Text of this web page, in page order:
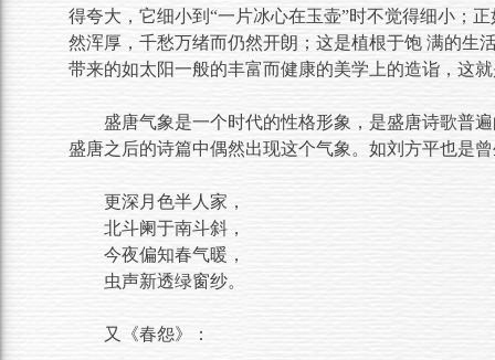
得夸大，它细小到“一片冰心在玉壶”时不觉得细小；
然浑厚，千愁万绪而仍然开朗；这是植根于饱 满的生
带来的如太阳一般的丰富而健康的美学上的造诣，这
盛唐气象是一个时代的性格形象，是盛唐诗歌普
盛唐之后的诗篇中偶然出现这个气象。如刘方平也是
更深月色半人家，
北斗阑于南斗斜，
今夜偏知春气暖，
虫声新透绿窗纱。
又《春怨》：